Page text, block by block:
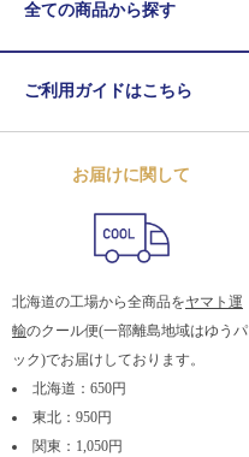
全ての商品から探す
ご利用ガイドはこちら
お届けに関して
北海道の工場から全商品をヤマト運
輸のクール便(一部離島地域はゆうパ
ック)でお届けしております。
北海道：650円
東北：950円
関東：1,050円